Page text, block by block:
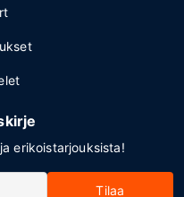
erikoistarjouksista!
Tilaa